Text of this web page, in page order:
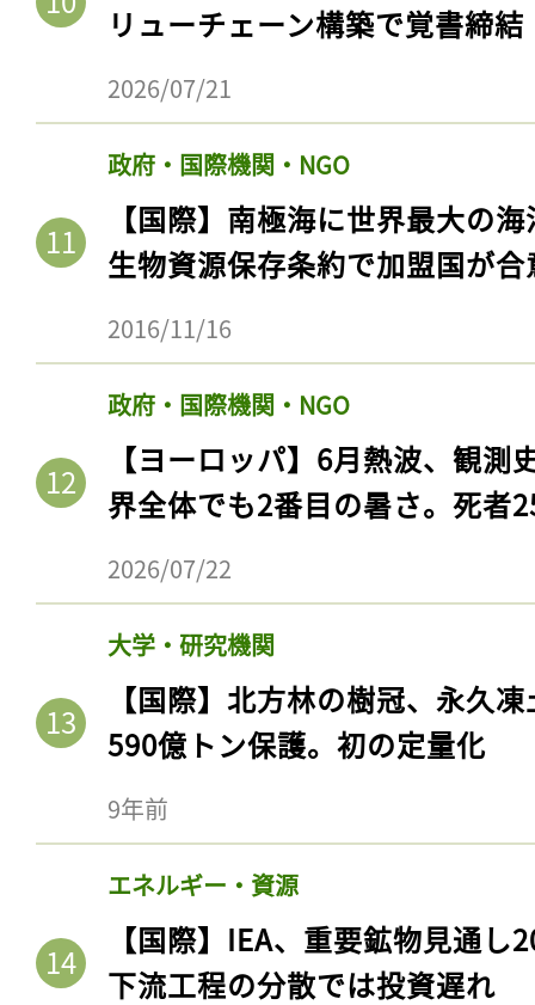
リューチェーン構築で覚書締結
2026/07/21
政府・国際機関・NGO
【国際】南極海に世界最大の
生物資源保存条約で加盟国が合
2016/11/16
政府・国際機関・NGO
【ヨーロッパ】6月熱波、観
界全体でも2番目の暑さ。死者
2026/07/22
大学・研究機関
【国際】北方林の樹冠、永久
590億トン保護。初の定量化
9年前
エネルギー・資源
【国際】IEA、重要鉱物見通
下流工程の分散では投資遅れ